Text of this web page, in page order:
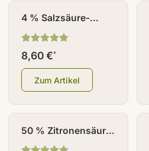
4 % Salzsäure-
Lösung 100 ml
Braunglas
8,60 €*
Zum Artikel
50 % Zitronensäure-
Lösung 100 ml